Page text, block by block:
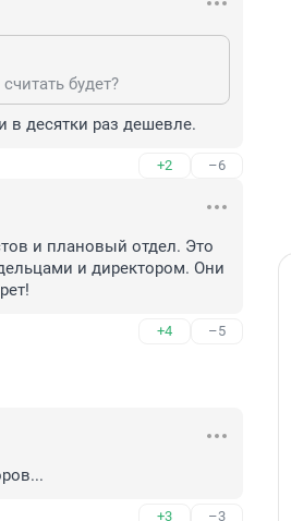
будет?
в десятки раз дешевле.
+2 –6
и плановый отдел. Это
и директором. Они
+4 –5
+3 –3